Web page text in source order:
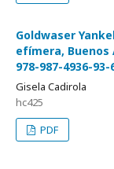
Goldwaser
efímera, Buenos
978-987-4936-93-
Gisela Cadirola
hc425
PDF